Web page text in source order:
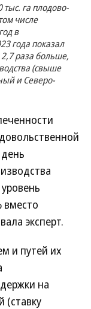
тыс. га плодово-
числе
в
года показал
раза больше,
(свыше
и Северо-
вместо
эксперт.
и путей их
на
(ставку